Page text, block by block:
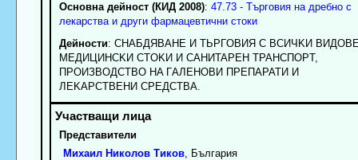
Основна дейност (КИД 2008): 47.73 - Търговия на дребно с
лекарства и други фармацевтични стоки
Дейности: CHAБДЯBAHE И TЬPГOBИЯ C BCИЧKИ
MEДИЦИHCKИ CTOKИ И CAHИTAPEH TPAHCПOPT,
ПPOИЗBOДCTBO HA ГAЛEHOBИ ПPEПAPATИ И
ЛEKAPCTBEHИ CPEДCTBA.
Представители
Михаил Николов Тиков, България